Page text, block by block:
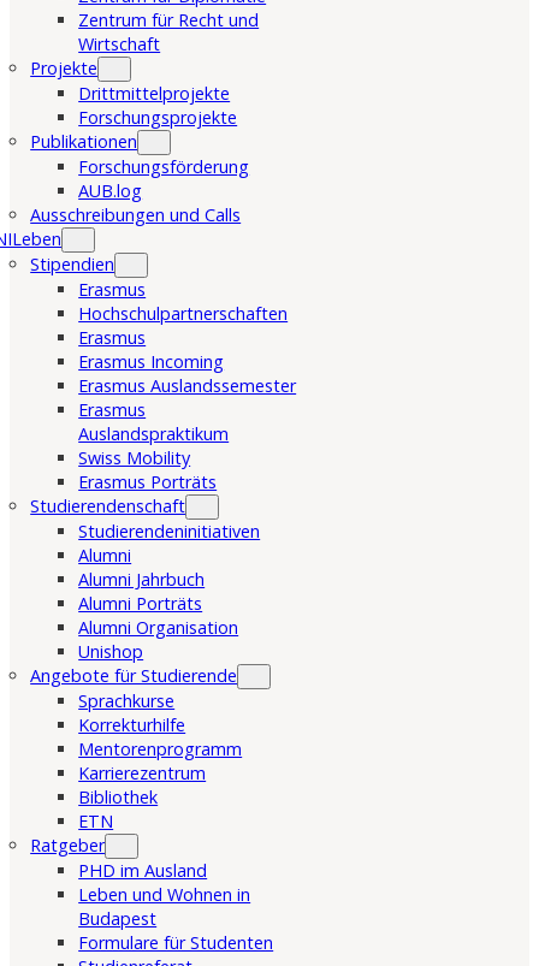
Zentrum für Recht und
Wirtschaft
Projekte
Drittmittelprojekte
Forschungsprojekte
Publikationen
Forschungsförderung
AUB.log
Ausschreibungen und Calls
Stipendien
Erasmus
Hochschulpartnerschaften
Erasmus
Erasmus Incoming
Erasmus Auslandssemester
Erasmus
Auslandspraktikum
Swiss Mobility
Erasmus Porträts
Studierendenschaft
Studierendeninitiativen
Alumni
Alumni Jahrbuch
Alumni Porträts
Alumni Organisation
Unishop
Angebote für Studierende
Sprachkurse
Korrekturhilfe
Mentorenprogramm
Karrierezentrum
Bibliothek
ETN
Ratgeber
PHD im Ausland
Leben und Wohnen in
Budapest
Formulare für Studenten